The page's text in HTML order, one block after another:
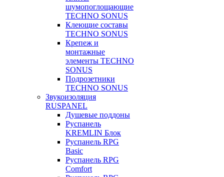
шумопоглощающие
TECHNO SONUS
Клеющие составы
TECHNO SONUS
Крепеж и
монтажные
элементы TECHNO
SONUS
Подрозетники
TECHNO SONUS
Звукоизоляция
RUSPANEL
Душевые поддоны
Руспанель
KREMLIN Блок
Руспанель RPG
Basic
Руспанель RPG
Comfort